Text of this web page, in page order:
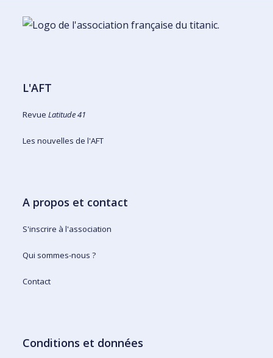
L'AFT
RevueLatitude 41
Les nouvelles de l'AFT
A propos et contact
S'inscrire à l'association
Qui sommes-nous ?
Contact
Conditions et données